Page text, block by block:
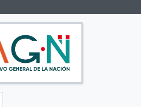
[Unidad de instalación] CAJA 42
[Unidad de instalación] CAJA 43
[Unidad de instalación] CAJA 44
[Unidad de instalación] CAJA 45
[Unidad de instalación] CAJA 46